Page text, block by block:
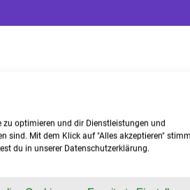
zu optimieren und dir Dienstleistungen und
sind. Mit dem Klick auf "Alles akzeptieren"
du in unserer Datenschutzerklärung.